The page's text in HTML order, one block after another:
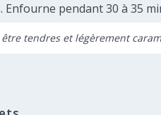
Enfourne pendant 30 à 35
tendres et légèrement